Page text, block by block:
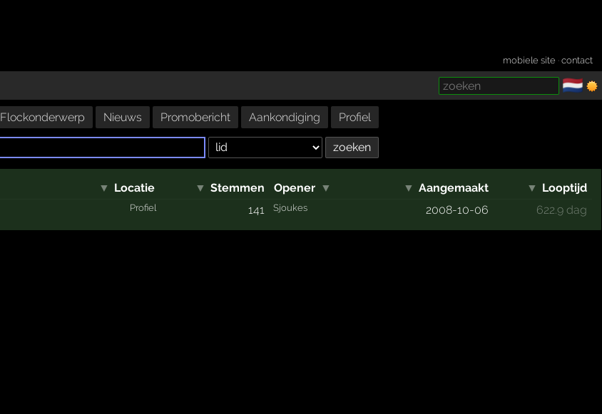
mobiele site ·contact
🇳🇱
Flockonderwerp Nieuws Promobericht Aankondiging Profiel
▼ Locatie ▼ Stemmen Opener ▼ ▼ Aangemaakt ▼ Looptijd
Profiel 141 Sjoukes 2008-10-06 622.9 dag